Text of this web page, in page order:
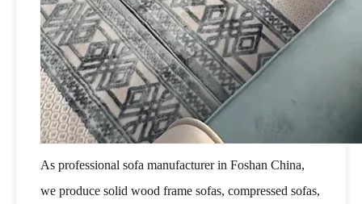
As professional sofa manufacturer in Foshan China,
we produce solid wood frame sofas, compressed sofas,